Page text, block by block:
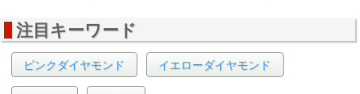
注目キーワード
ピンクダイヤモンド イエローダイヤモンド